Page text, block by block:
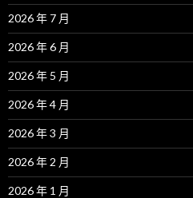
2026 年 7 月
2026 年 6 月
2026 年 5 月
2026 年 4 月
2026 年 3 月
2026 年 2 月
2026 年 1 月